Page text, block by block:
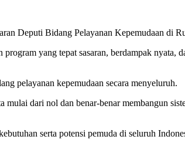
Deputi Bidang Pelayanan Kepemudaan di
yang tepat sasaran, berdampak nyata,
pelayanan kepemudaan secara menyeluruh.
dari nol dan benar-benar membangun
serta potensi pemuda di seluruh